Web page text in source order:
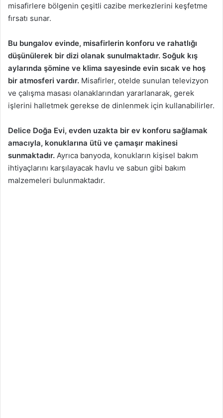
misafirlere bölgenin çeşitli cazibe merkezlerini keşfetme
fırsatı sunar.
Bu bungalov evinde, misafirlerin konforu ve rahatlığı
düşünülerek bir dizi olanak sunulmaktadır. Soğuk kış
aylarında şömine ve klima sayesinde evin sıcak ve hoş
bir atmosferi vardır. Misafirler, otelde sunulan televizyon
ve çalışma masası olanaklarından yararlanarak, gerek
işlerini halletmek gerekse de dinlenmek için kullanabilirler.
Delice Doğa Evi, evden uzakta bir ev konforu sağlamak
amacıyla, konuklarına ütü ve çamaşır makinesi
sunmaktadır. Ayrıca banyoda, konukların kişisel bakım
ihtiyaçlarını karşılayacak havlu ve sabun gibi bakım
malzemeleri bulunmaktadır.